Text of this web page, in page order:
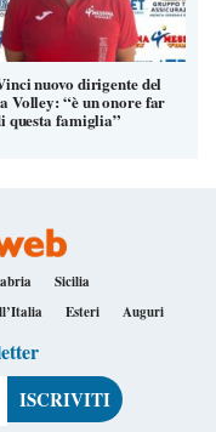
nuovo dirigente del
Volley: “è un onore far
questa famiglia”
Sicilia
Esteri Auguri